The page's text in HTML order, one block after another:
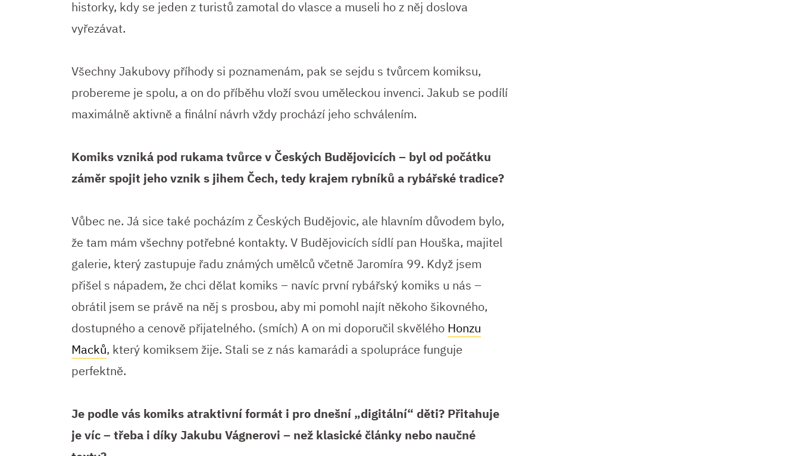
historky, kdy se jeden z turistů zamotal do vlasce a museli ho z něj doslova
vyřezávat.
Všechny Jakubovy příhody si poznamenám, pak se sejdu s tvůrcem komiksu,
probereme je spolu, a on do příběhu vloží svou uměleckou invenci. Jakub se podílí
maximálně aktivně a finální návrh vždy prochází jeho schválením.
Komiks vzniká pod rukama tvůrce v Českých Budějovicích – byl od počátku
záměr spojit jeho vznik s jihem Čech, tedy krajem rybníků a rybářské tradice?
Vůbec ne. Já sice také pocházím z Českých Budějovic, ale hlavním důvodem bylo,
že tam mám všechny potřebné kontakty. V Budějovicích sídlí pan Houška, majitel
galerie, který zastupuje řadu známých umělců včetně Jaromíra 99. Když jsem
přišel s nápadem, že chci dělat komiks – navíc první rybářský komiks u nás –
obrátil jsem se právě na něj s prosbou, aby mi pomohl najít někoho šikovného,
dostupného a cenově přijatelného. (smích) A on mi doporučil skvělého Honzu
Macků, který komiksem žije. Stali se z nás kamarádi a spolupráce funguje
perfektně.
Je podle vás komiks atraktivní formát i pro dnešní „digitální“ děti? Přitahuje
je víc – třeba i díky Jakubu Vágnerovi – než klasické články nebo naučné